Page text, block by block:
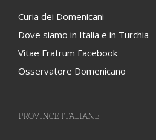
Curia dei Domenicani
Dove siamo in Italia e in Turchia
Vitae Fratrum Facebook
Osservatore Domenicano
PROVINCE ITALIANE